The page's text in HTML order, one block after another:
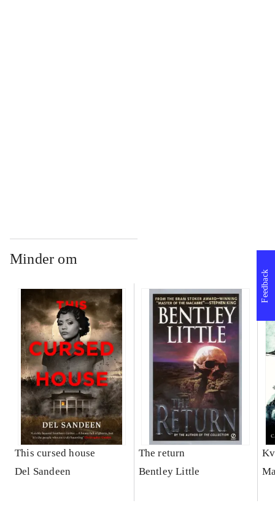
Minder om
This cursed house
Del Sandeen
The return
Bentley Little
Feedback